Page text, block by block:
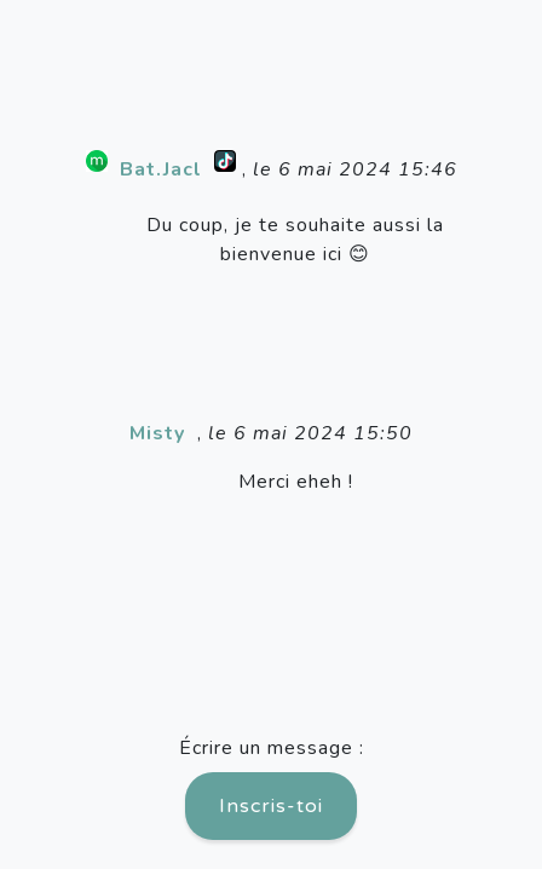
Bat.Jacl , le 6 mai 2024 15:46
Du coup, je te souhaite aussi la
bienvenue ici 😊
Misty , le 6 mai 2024 15:50
Merci eheh !
Écrire un message :
Inscris-toi